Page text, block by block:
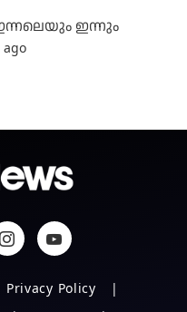
ഇന്നും
ago
Privacy Policy